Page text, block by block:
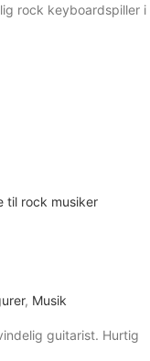
rock keyboardspiller i
, Musik
guitarist. Hurtig